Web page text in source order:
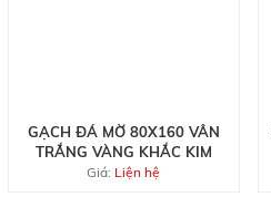
GẠCH ĐÁ MỜ 80X160 VÂN
TRẮNG VÀNG KHẮC KIM
Giá: Liện hệ